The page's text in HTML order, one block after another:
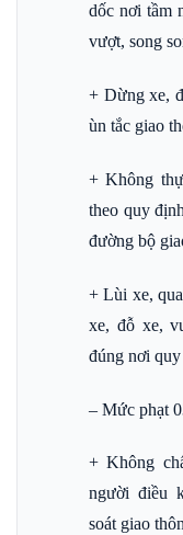
dốc nơi tầm
vượt, song
+ Dừng xe,
ùn tắc giao
+ Không
theo quy
đường bộ
+ Lùi xe,
xe, đỗ xe,
đúng nơi
– Mức phạt
+ Không
người điều
soát giao